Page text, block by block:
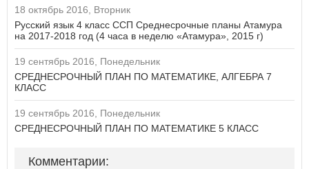
18 октябрь 2016, Вторник
Русский язык 4 класс ССП Среднесрочные планы Атамура
на 2017-2018 год (4 часа в неделю «Атамура», 2015 г)
19 сентябрь 2016, Понедельник
СРЕДНЕСРОЧНЫЙ ПЛАН ПО МАТЕМАТИКЕ, АЛГЕБРА 7
КЛАСС
19 сентябрь 2016, Понедельник
СРЕДНЕСРОЧНЫЙ ПЛАН ПО МАТЕМАТИКЕ 5 КЛАСС
Комментарии: